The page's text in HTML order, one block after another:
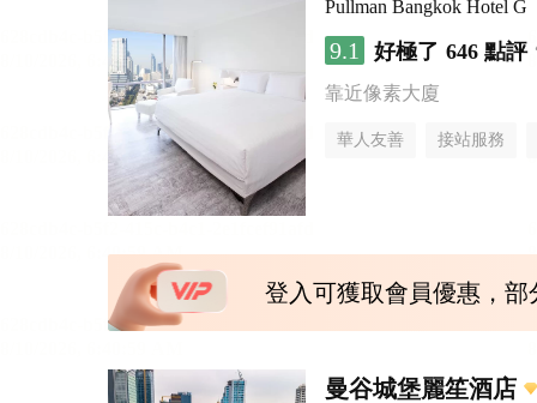
Pullman Bangkok Hotel G
9.1 好極了 646 點評
靠近像素大廈
華人友善 接站服務
登入可獲取會員優惠，
曼谷城堡麗笙酒店